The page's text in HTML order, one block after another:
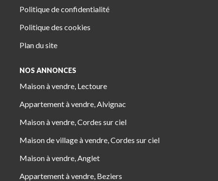
Politique de confidentialité
Politique des cookies
Plan du site
NOS ANNONCES
Maison à vendre, Lectoure
Appartement à vendre, Alvignac
Maison à vendre, Cordes sur ciel
Maison de village à vendre, Cordes sur ciel
Maison à vendre, Anglet
Appartement à vendre, Beziers